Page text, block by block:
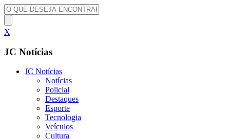
X
JC Notícias
JC Notícias
Notícias
Policial
Destaques
Esporte
Tecnologia
Veículos
Cultura